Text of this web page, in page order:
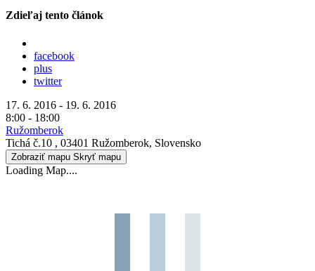
Zdieľaj tento článok
facebook
plus
twitter
17. 6. 2016 - 19. 6. 2016
8:00 - 18:00
Ružomberok
Tichá č.10 , 03401 Ružomberok, Slovensko
Zobraziť mapu Skryť mapu
Loading Map....